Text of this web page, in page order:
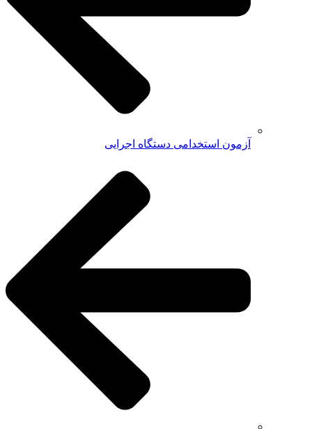
آزمون استخدامی دستگاه اجرایی